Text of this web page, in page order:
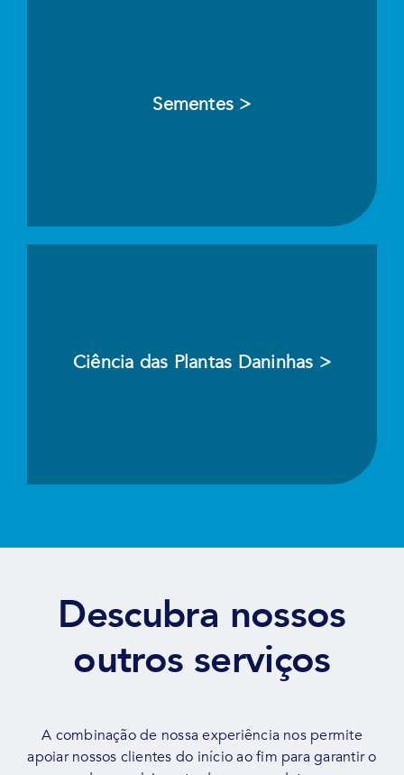
Sementes >
Ciência das Plantas Daninhas >
Descubra nossos
outros serviços
A combinação de nossa experiência nos permite
apoiar nossos clientes do início ao fim para garantir o